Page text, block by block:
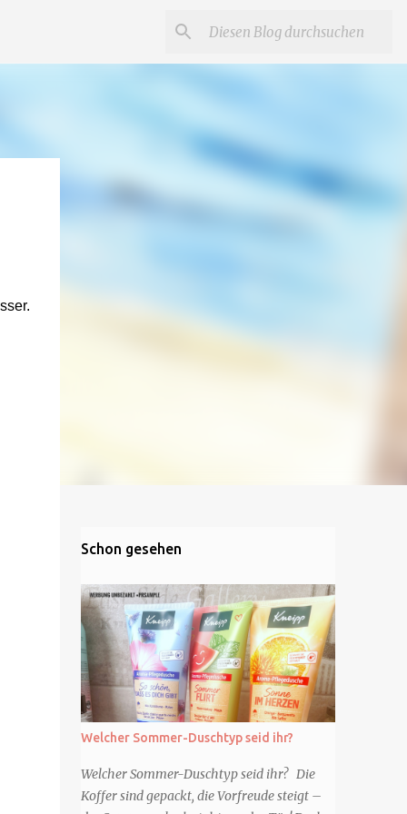
Schon gesehen
Welcher Sommer-Duschtyp seid ihr?
Welcher Sommer-Duschtyp seid ihr? Die
Koffer sind gepackt, die Vorfreude steigt –